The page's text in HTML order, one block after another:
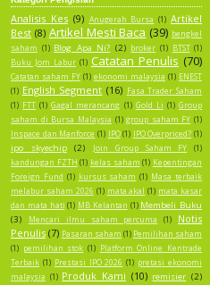
Analisis Kes (9) Anugerah Bursa (1) Artikel
Best (8) Artikel Mesti Baca (39) bengkel
saham (1) Blog Apa Ni? (2) broker (1) BTST (1)
Buku Jom Labur (1) Catatan Penulis (70)
Catatan saham FY (1) ekonomi malaysia (1) ENEST
(1) English Segment (16) Fasa Trader Saham
(1) FTT (1) Gagal merancang (1) Gold Li (1) Group
saham di Bursa Malaysia (1) group saham FY (1)
Inspace dan Manforce (1) IPO (1) IPO Overpriced? (1)
ipo skyechip (2) Join Group Saham FY
(1)
kandungan FZTH (1) kelas saham (1) Kepentingan
Foreign Fund (1) kursus saham (1) Masa terbaik
melabur saham 2026 (1) mata akal (1) mata kasar
dan mata hati (1) MB Kelantan (1) Membeli Buku
(3)
Mencari ilmu saham percuma (1)
Notis
Penulis (7) Pasaran saham (1) Pemilihan saham
(1) pemilihan stok (1) Platform Online Kentrade
Terbaik (1) Prestasi IPO 2026 (1) pretasi ekonomi
malaysia (1) Produk Kami (10) remisier (2)